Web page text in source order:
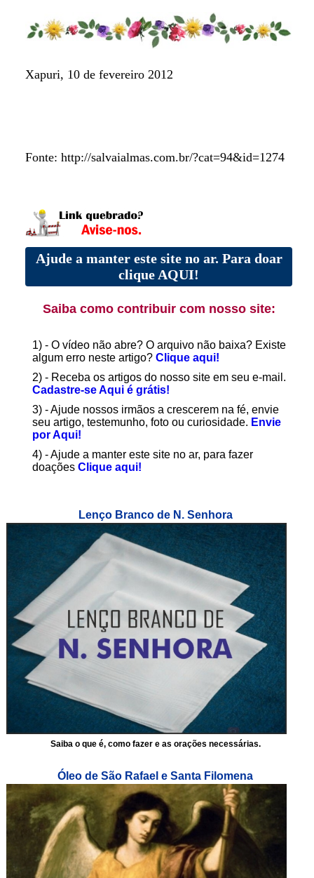
Xapuri, 10 de fevereiro 2012
Fonte: http://salvaialmas.com.br/?cat=94&id=1274
Ajude a manter este site no ar. Para doar
clique AQUI!
Saiba como contribuir com nosso site:
1) - O vídeo não abre? O arquivo não baixa? Existe
algum erro neste artigo? Clique aqui!
2) - Receba os artigos do nosso site em seu e-mail.
Cadastre-se Aqui é grátis!
3) - Ajude nossos irmãos a crescerem na fé, envie
seu artigo, testemunho, foto ou curiosidade. Envie
por Aqui!
4) - Ajude a manter este site no ar, para fazer
doações Clique aqui!
Lenço Branco de N. Senhora
Saiba o que é, como fazer e as orações necessárias.
Óleo de São Rafael e Santa Filomena